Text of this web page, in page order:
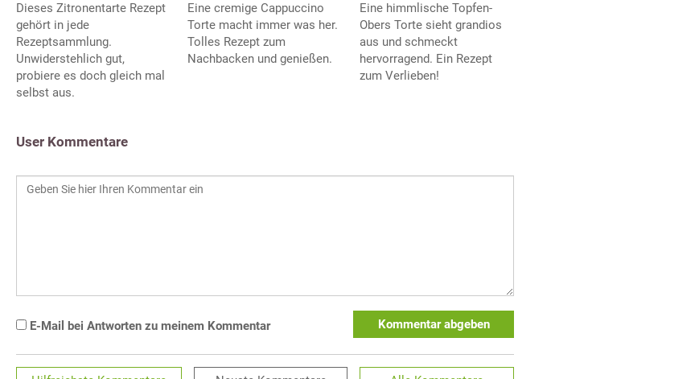
Dieses Zitronentarte Rezept
gehört in jede
Rezeptsammlung.
Unwiderstehlich gut,
probiere es doch gleich mal
selbst aus.
Eine cremige Cappuccino
Torte macht immer was her.
Tolles Rezept zum
Nachbacken und genießen.
Eine himmlische Topfen-
Obers Torte sieht grandios
aus und schmeckt
hervorragend. Ein Rezept
zum Verlieben!
User Kommentare
E-Mail bei Antworten zu meinem Kommentar Kommentar abgeben